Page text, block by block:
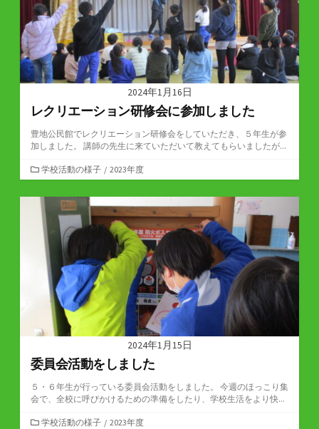
2024年1月16日
レクリエーション研修会に参加しました
豊地公民館でレクリエーション研修会をしていただき、５年生が参
加しました。 講師の先生に来ていただいて教えてもらいましたが...
カ
テ
ゴ
リ
ー
学校活動の様子 / 2023年度
2024年1月15日
委員会活動をしました
５・６年生が行っている委員会活動をしました。 今週のほっこり集
会で、全校に呼びかけるための準備をしたり、学校生活をより快...
カ学校活動の様子 / 2023年度